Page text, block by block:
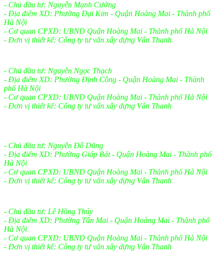
- Chủ đầu tư: Nguyễn Mạnh Cường
- Địa điểm XD: Phường Đại Kim - Quận Hoàng Mai - Thành phố
Hà Nội
- Cơ quan CPXD: UBND Quận Hoàng Mai - Thành phố Hà Nội
- Đơn vị thiết kế: Công ty tư vấn xây dựng Vân Thanh
- Chủ đầu tư: Nguyễn Ngọc Thạch
- Địa điểm XD: Phường Định Công - Quận Hoàng Mai - Thành
phố Hà Nội
- Cơ quan CPXD: UBND Quận Hoàng Mai - Thành phố Hà Nội
- Đơn vị thiết kế: Công ty tư vấn xây dựng Vân Thanh
- Chủ đầu tư: Nguyễn Đỗ Dũng
- Địa điểm XD: Phường Giáp Bát - Quận Hoàng Mai - Thành phố
Hà Nội
- Cơ quan CPXD: UBND Quận Hoàng Mai - Thành phố Hà Nội
- Đơn vị thiết kế: Công ty tư vấn xây dựng Vân Thanh
- Chủ đầu tư: Lê Hồng Thúy
- Địa điểm XD: Phường Tân Mai - Quận Hoàng Mai - Thành phố
Hà Nội
- Cơ quan CPXD: UBND Quận Hoàng Mai - Thành phố Hà Nội
- Đơn vị thiết kế: Công ty tư vấn xây dựng Vân Thanh